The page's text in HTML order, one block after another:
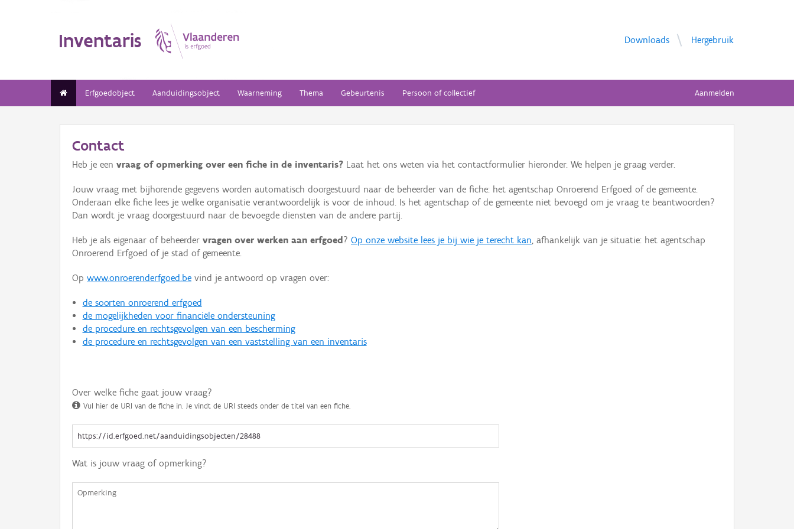
Inventaris Downloads Hergebruik
Erfgoedobject Aanduidingsobject Waarneming Thema Gebeurtenis Persoon of collectief Aanmelden
Contact
Heb je een vraag of opmerking over een fiche in de inventaris? Laat het ons weten via het contactformulier hieronder. We helpen je graag verder.
Jouw vraag met bijhorende gegevens worden automatisch doorgestuurd naar de beheerder van de fiche: het agentschap Onroerend Erfgoed of de gemeente.
Onderaan elke fiche lees je welke organisatie verantwoordelijk is voor de inhoud. Is het agentschap of de gemeente niet bevoegd om je vraag te beantwoorden?
Dan wordt je vraag doorgestuurd naar de bevoegde diensten van de andere partij.
Heb je als eigenaar of beheerder vragen over werken aan erfgoed ? Op onze website lees je bij wie je terecht kan, afhankelijk van je situatie: het agentschap
Onroerend Erfgoed of je stad of gemeente.
Op www.onroerenderfgoed.be vind je antwoord op vragen over:
de soorten onroerend erfgoed
de mogelijkheden voor financiële ondersteuning
de procedure en rechtsgevolgen van een bescherming
de procedure en rechtsgevolgen van een vaststelling van een inventaris
Over welke fiche gaat jouw vraag?
Vul hier de URI van de fiche in. Je vindt de URI steeds onder de titel van een fiche.
Wat is jouw vraag of opmerking?